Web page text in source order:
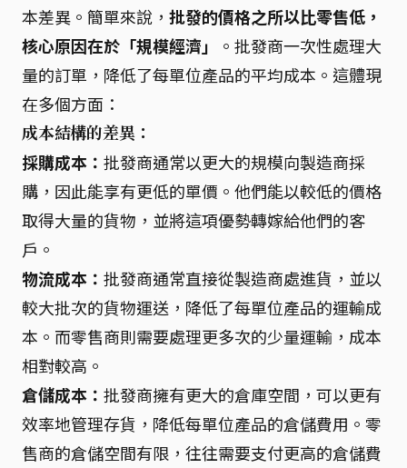
本差異。簡單來說， 批發的價格之所以比零售低，
核心原因在於「規模經濟」
。批發商一次性處理大
量的訂單，降低了每單位產品的平均成本。這體現
在多個方面：
成本結構的差異：
採購成本： 批發商通常以更大的規模向製造商採
購，因此能享有更低的單價。他們能以較低的價格
取得大量的貨物，並將這項優勢轉嫁給他們的客
戶。
物流成本： 批發商通常直接從製造商處進貨，並以
較大批次的貨物運送，降低了每單位產品的運輸成
本。而零售商則需要處理更多次的少量運輸，成本
相對較高。
倉儲成本： 批發商擁有更大的倉庫空間，可以更有
效率地管理存貨，降低每單位產品的倉儲費用。零
售商的倉儲空間有限，往往需要支付更高的倉儲費